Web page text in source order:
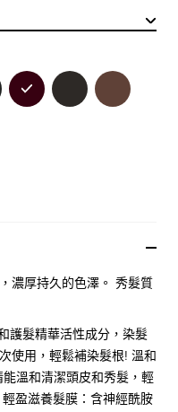
濃厚持久的色澤。 秀髮質
護髮精華活性成分，染髮
使用，輕鬆補染髮根! 溫和
溫和清潔頭皮和秀髮，輕
盈滋養髮膜：含神經酰胺